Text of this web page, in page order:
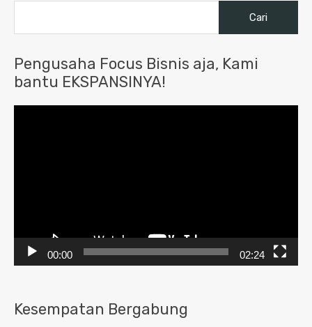
Pengusaha Focus Bisnis aja, Kami
bantu EKSPANSINYA!
00:00 02:24
Kesempatan Bergabung